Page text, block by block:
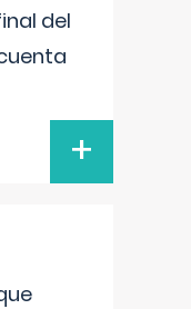
del
+